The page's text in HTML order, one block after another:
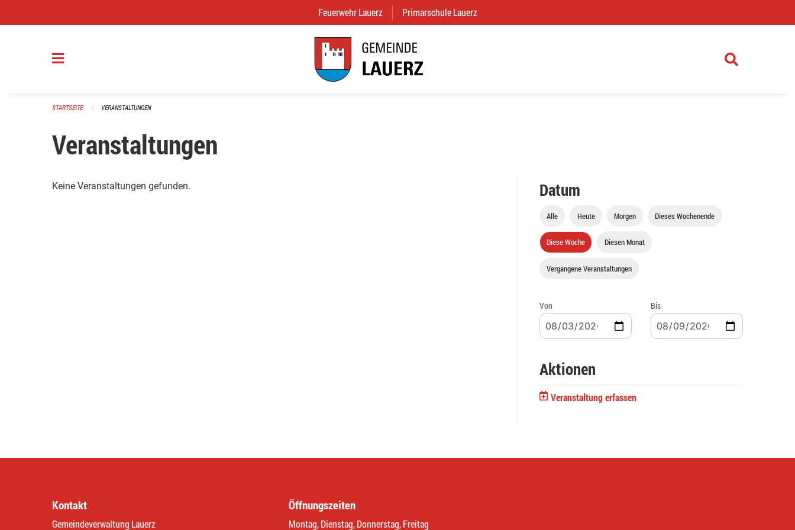
Feuerwehr Lauerz (External Link)
Primarschule Lauerz
STARTSEITE VERANSTALTUNGEN
Veranstaltungen
Keine Veranstaltungen gefunden. Datum
Alle Heute Morgen Dieses Wochenende
Diese Woche Diesen Monat
Vergangene Veranstaltungen
Von Bis
Aktionen
Veranstaltung erfassen
Kontakt
Gemeindeverwaltung Lauerz
Öffnungszeiten
Montag, Dienstag, Donnerstag, Freitag